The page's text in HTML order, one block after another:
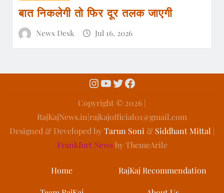
बात निकलेगी तो फिर दूर तलक जाएगी
News Desk Jul 16, 2026
Copyright ©️ 2026 |
RajKajNews.in|rajkajofficial01@gmail.com
Designed & Developed byTarun Soni & Siddhant Mittal |
Frankfurt Newsby ThemeArile
Home RajKaj Recommendation